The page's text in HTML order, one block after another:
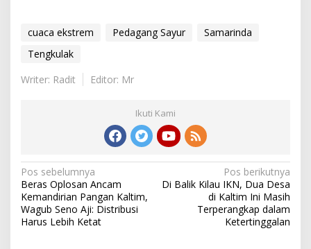
cuaca ekstrem Pedagang Sayur
Samarinda
Tengkulak
Writer: Radit
Editor: Mr
Ikuti Kami
Navigasi
pos
Pos sebelumnya
Beras Oplosan Ancam
Kemandirian Pangan Kaltim,
Wagub Seno Aji: Distribusi
Harus Lebih Ketat
Pos berikutnya
Di Balik Kilau IKN, Dua Desa
di Kaltim Ini Masih
Terperangkap dalam
Ketertinggalan